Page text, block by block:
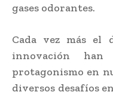
gases odorantes.
Cada vez más el
innovación
protagonismo en
diversos desafíos